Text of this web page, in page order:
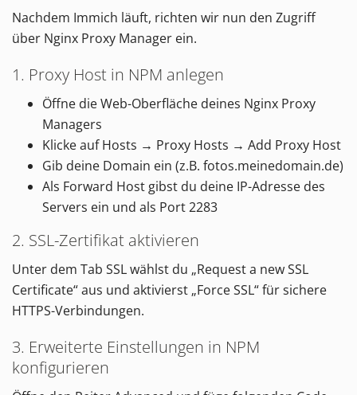
Nachdem Immich läuft, richten wir nun den Zugriff
über Nginx Proxy Manager ein.
1. Proxy Host in NPM anlegen
Öffne die Web-Oberfläche deines Nginx Proxy
Managers
Klicke auf Hosts → Proxy Hosts → Add Proxy Host
Gib deine Domain ein (z.B. fotos.meinedomain.de)
Als Forward Host gibst du deine IP-Adresse des
Servers ein und als Port 2283
2. SSL-Zertifikat aktivieren
Unter dem Tab SSL wählst du „Request a new SSL
Certificate“ aus und aktivierst „Force SSL“ für sichere
HTTPS-Verbindungen.
3. Erweiterte Einstellungen in NPM
konfigurieren